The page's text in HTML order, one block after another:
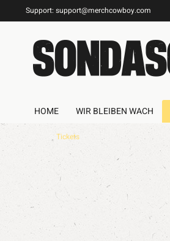
Support: support@merchcowboy.com
HOME WIR BLEIBEN WACH
Tickets